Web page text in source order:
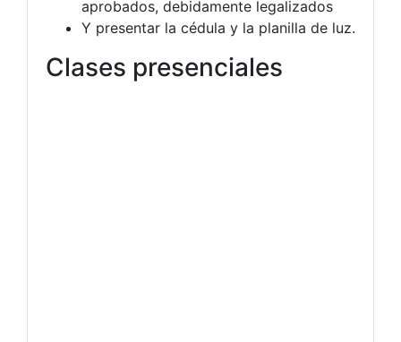
aprobados, debidamente legalizados
Y presentar la cédula y la planilla de luz.
Clases presenciales